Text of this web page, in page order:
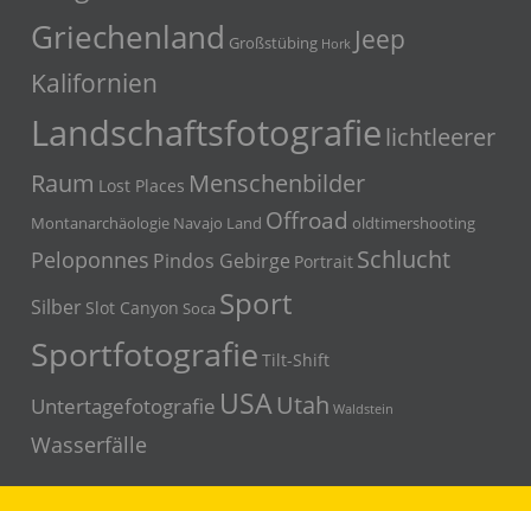
Griechenland Großstübing Hork Jeep
Kalifornien
Landschaftsfotografie lichtleerer
Raum Lost Places Menschenbilder
Montanarchäologie Navajo Land Offroad oldtimershooting
Peloponnes Pindos Gebirge Portrait Schlucht
Silber Slot Canyon Soca Sport
Sportfotografie Tilt-Shift
Untertagefotografie USAUtah Waldstein
Wasserfälle